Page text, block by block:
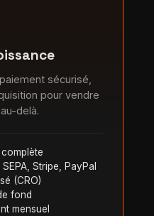
sécurisé,
pour vendre
delà.
Stripe, PayPal
(CRO)
fond
mensuel